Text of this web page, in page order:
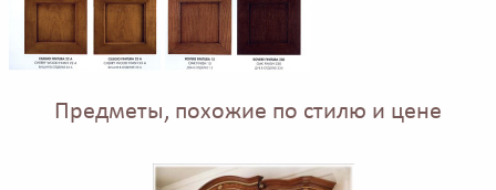
Предметы, похожие по стилю и цене